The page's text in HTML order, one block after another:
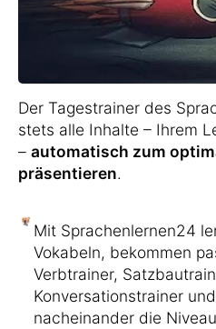
Der Tagestrainer des
stets alle Inhalte – Ihrem
– automatisch zum
präsentieren.
Mit Sprachenlernen24
Vokabeln, bekommen
Verbtrainer,
Konversationstrainer
nacheinander die